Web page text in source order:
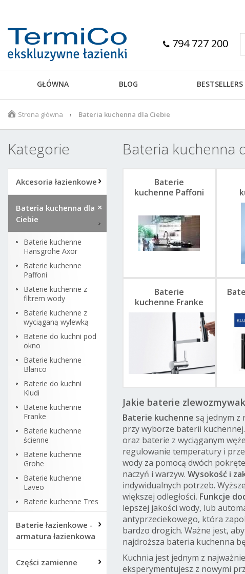
794 727 200
GŁÓWNA BLOG BESTSELLERS
Strona główna Bateria kuchenna dla Ciebie
Kategorie
Akcesoria łazienkowe
Bateria kuchenna dla
Ciebie
Baterie kuchenne
Hansgrohe Axor
Baterie kuchenne
Paffoni
Baterie kuchenne z
filtrem wody
Baterie kuchenne z
wyciąganą wylewką
Baterie do kuchni pod
okno
Baterie kuchenne
Blanco
Baterie do kuchni
Kludi
Baterie kuchenne
Franke
Baterie kuchenne
ścienne
Baterie kuchenne
Grohe
Baterie kuchenne
Laveo
Baterie kuchenne Tres
Baterie łazienkowe -
armatura łazienkowa
Części zamienne
Bateria kuchenna
Baterie
kuchenne Paffoni
Baterie
kuchenne Franke
Jakie baterie
Baterie kuchenne są jednym z
przy wyborze baterii kuchennej.
oraz baterie z wyciąganym
regulowanie temperatury i
wody za pomocą dwóch
naczyń i warzyw. Wysokość i
indywidualnych potrzeb.
większej odległości. Funkcje
lepszej jakości wody, lub
antyprzeciekowego, która
bardzo drogich. Ważne jest,
najdroższa bateria kuchenna
Kuchnia jest jednym z
eksperymentujesz z nowymi